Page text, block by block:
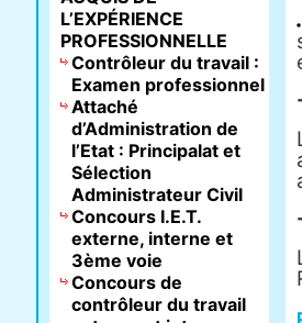
L’EXPÉRIENCE
PROFESSIONNELLE
Contrôleur du travail :
Examen professionnel
Attaché
d’Administration de
l’Etat : Principalat et
Sélection
Administrateur Civil
Concours I.E.T.
externe, interne et
3ème voie
Concours de
contrôleur du travail